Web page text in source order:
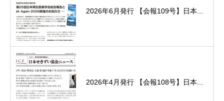
2026年6月発行 【会報109号】日本...
2026年4月発行 【会報108号】日本...